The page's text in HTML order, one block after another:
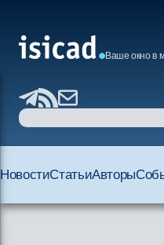
Ваше окно в
НовостиСтатьиАвторы